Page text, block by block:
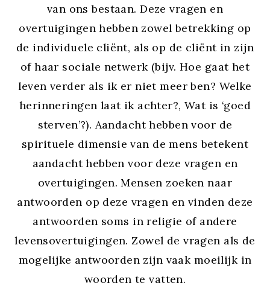
van ons bestaan. Deze vragen en
overtuigingen hebben zowel betrekking op
de individuele cliënt, als op de cliënt in zijn
of haar sociale netwerk (bijv. Hoe gaat het
leven verder als ik er niet meer ben? Welke
herinneringen laat ik achter?, Wat is ‘goed
sterven’?). Aandacht hebben voor de
spirituele dimensie van de mens betekent
aandacht hebben voor deze vragen en
overtuigingen. Mensen zoeken naar
antwoorden op deze vragen en vinden deze
antwoorden soms in religie of andere
levensovertuigingen. Zowel de vragen als de
mogelijke antwoorden zijn vaak moeilijk in
woorden te vatten.